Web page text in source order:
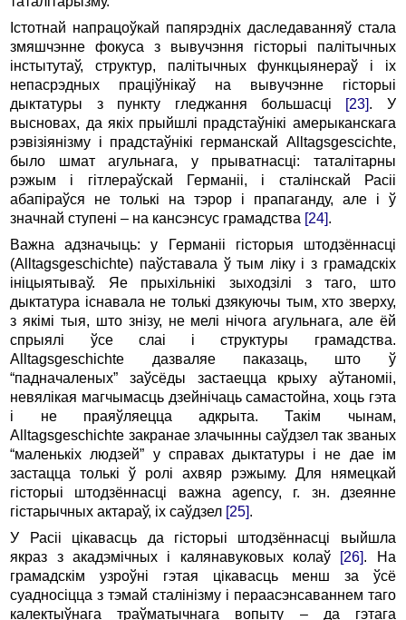
Істотнай напрацоўкай папярэдніх даследаванняў стала
змяшчэнне фокуса з вывучэння гісторыі палітычных
інстытутаў, структур, палітычных функцыянераў і іх
непасрэдных праціўнікаў на вывучэнне гісторыі
дыктатуры з пункту гледжання большасці [23]. У
высновах, да якіх прыйшлі прадстаўнікі амерыканскага
рэвізіянізму і прадстаўнікі германскай Alltagsgescichte,
было шмат агульнага, у прыватнасці: таталітарны
рэжым і гітлераўскай Германіі, і сталінскай Расіі
абапіраўся не толькі на тэрор і прапаганду, але і ў
значнай ступені – на кансэнсус грамадства [24].
Важна адзначыць: у Германіі гісторыя штодзённасці
(Alltagsgeschichte) паўставала ў тым ліку і з грамадскіх
ініцыятываў. Яе прыхільнікі зыходзілі з таго, што
дыктатура існавала не толькі дзякуючы тым, хто зверху,
з якімі тыя, што знізу, не мелі нічога агульнага, але ёй
спрыялі ўсе слаі і структуры грамадства.
Alltagsgeschichte дазваляе паказаць, што ў
“падначаленых” заўсёды застаецца крыху аўтаноміі,
невялікая магчымасць дзейнічаць самастойна, хоць гэта
і не праяўляецца адкрыта. Такім чынам,
Alltagsgeschichte закранае злачынны саўдзел так званых
“маленькіх людзей” у справах дыктатуры і не дае ім
застацца толькі ў ролі ахвяр рэжыму. Для нямецкай
гісторыі штодзённасці важна agency, г. зн. дзеянне
гістарычных актараў, іх саўдзел [25].
У Расіі цікавасць да гісторыі штодзённасці выйшла
якраз з акадэмічных і калянавуковых колаў [26]. На
грамадскім узроўні гэтая цікавасць менш за ўсё
суадносіцца з тэмай сталінізму і пераасэнсаваннем таго
калектыўнага траўматычнага вопыту – да гэтага